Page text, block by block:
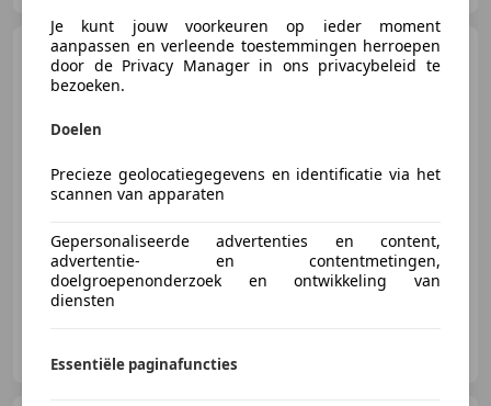
Volkswagen up!1.0 BMT
up! beats
10/2017 130.944 km Benzine 44 kW (60 PK)
NL-5463 XG VEGHEL
Je kunt jouw voorkeuren op ieder moment
aanpassen en verleende toestemmingen herroepen
door de Privacy Manager in ons privacybeleid te
bezoeken.
Doelen
Precieze geolocatiegegevens en identificatie via het
scannen van apparaten
Gepersonaliseerde advertenties en content,
advertentie- en contentmetingen,
doelgroepenonderzoek en ontwikkeling van
diensten
Essentiële paginafuncties